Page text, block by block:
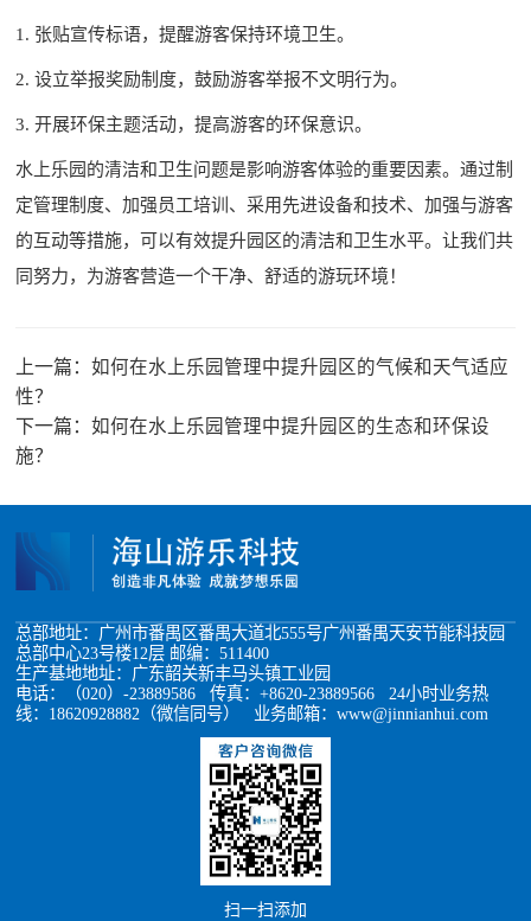
1. 张贴宣传标语，提醒游客保持环境卫生。
2. 设立举报奖励制度，鼓励游客举报不文明行为。
3. 开展环保主题活动，提高游客的环保意识。
水上乐园的清洁和卫生问题是影响游客体验的重要因素。通过制
定管理制度、加强员工培训、采用先进设备和技术、加强与游客
的互动等措施，可以有效提升园区的清洁和卫生水平。让我们共
同努力，为游客营造一个干净、舒适的游玩环境！
上一篇：如何在水上乐园管理中提升园区的气候和天气适应
性？
下一篇：如何在水上乐园管理中提升园区的生态和环保设
施？
总部地址：广州市番禺区番禺大道北555号广州番禺天安节能科技园
总部中心23号楼12层 邮编：511400
生产基地地址：广东韶关新丰马头镇工业园
电话：（020）-23889586 传真：+8620-23889566 24小时业务热
线：18620928882（微信同号） 业务邮箱：www@jinnianhui.com
扫一扫添加